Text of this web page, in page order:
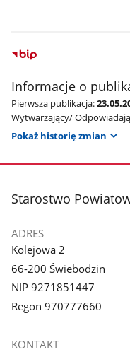
Informacje o
Pierwsza publikacja:
Wytwarzający/
Pokaż historię zmian
stopka
Starostwo
ADRES
Kolejowa 2
66-200 Świebodzin
NIP 9271851447
Regon 970777660
KONTAKT